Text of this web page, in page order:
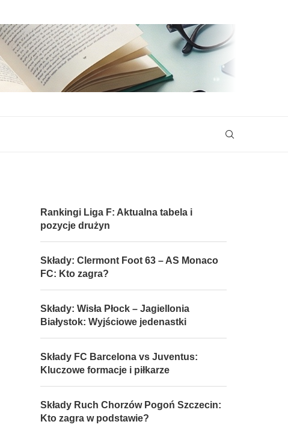
Rankingi Liga F: Aktualna tabela i
pozycje drużyn
Składy: Clermont Foot 63 – AS Monaco
FC: Kto zagra?
Składy: Wisła Płock – Jagiellonia
Białystok: Wyjściowe jedenastki
Składy FC Barcelona vs Juventus:
Kluczowe formacje i piłkarze
Składy Ruch Chorzów Pogoń Szczecin:
Kto zagra w podstawie?